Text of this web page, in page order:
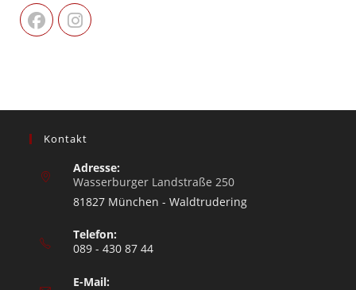
Kontakt
Adresse:
Wasserburger Landstraße 250
81827 München - Waldtrudering
Telefon:
089 - 430 87 44
E-Mail: